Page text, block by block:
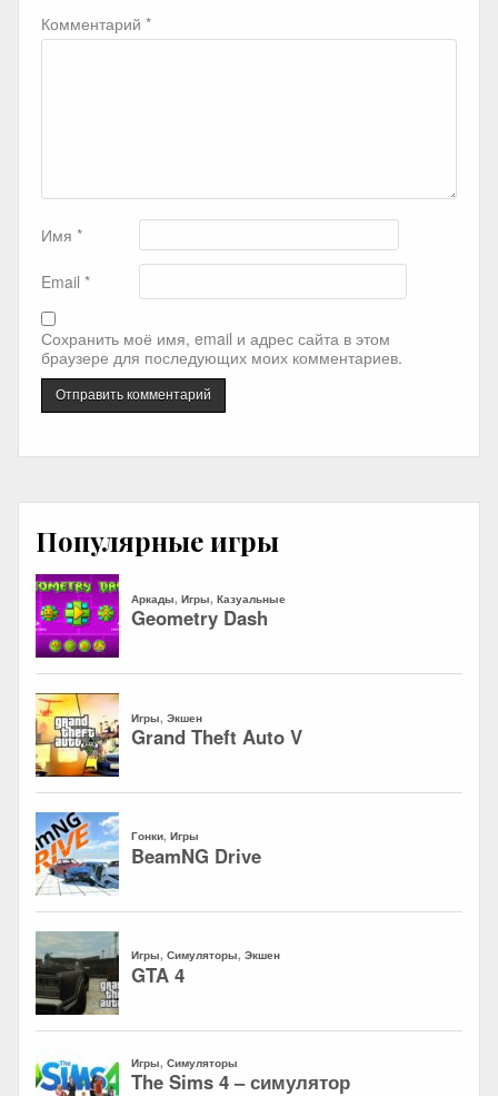
Комментарий *
Имя *
Email *
Сохранить моё имя, email и адрес сайта в этом
браузере для последующих моих комментариев.
Популярные игры